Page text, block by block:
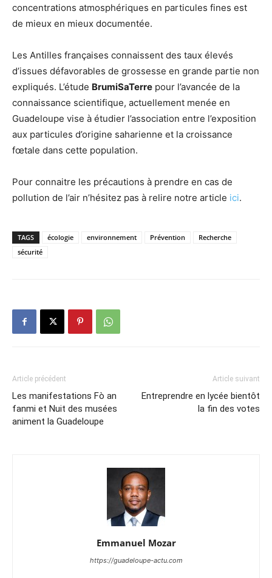
concentrations atmosphériques en particules fines est
de mieux en mieux documentée.
Les Antilles françaises connaissent des taux élevés
d’issues défavorables de grossesse en grande partie non
expliqués. L’étude BrumiSaTerre pour l’avancée de la
connaissance scientifique, actuellement menée en
Guadeloupe vise à étudier l’association entre l’exposition
aux particules d’origine saharienne et la croissance
fœtale dans cette population.
Pour connaitre les précautions à prendre en cas de
pollution de l’air n’hésitez pas à relire notre article ici.
TAGS écologie environnement Prévention
Recherche
sécurité
Article précédent
Les manifestations Fò an
fanmi et Nuit des musées
animent la Guadeloupe
Article suivant
Entreprendre en lycée bientôt
la fin des votes
Emmanuel Mozar
https://guadeloupe-actu.com